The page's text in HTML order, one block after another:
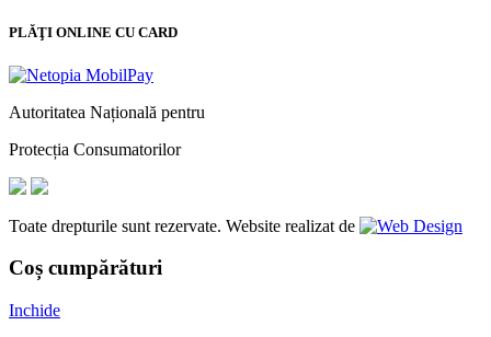
PLĂŢI ONLINE CU CARD
Autoritatea Națională pentru
Protecția Consumatorilor
Toate drepturile sunt rezervate. Website realizat de
Coș cumpărături
Inchide